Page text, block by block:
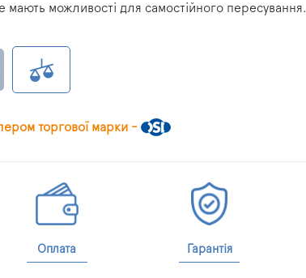
можливості для самостійного пересування.
торгової марки -
Оплата Гарантія